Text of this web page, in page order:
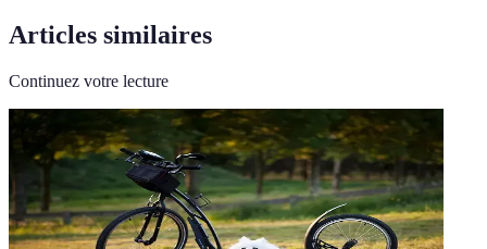
Articles similaires
Continuez votre lecture